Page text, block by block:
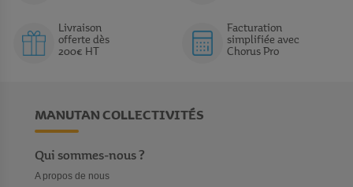
Livraison
offerte dès
200€ HT
Facturation
simplifiée avec
Chorus Pro
MANUTAN COLLECTIVITÉS
Qui sommes-nous ?
A propos de nous